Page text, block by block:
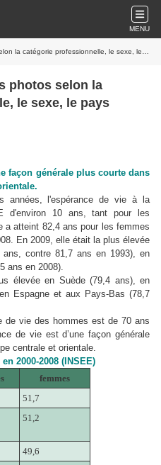
MENU
la catégorie professionnelle, le sexe, le pays
photos selon la
le sexe, le pays
façon générale plus courte dans
années, l'espérance de vie à la
d'environ 10 ans, tant pour les
a atteint 82,4 ans pour les femmes
En 2009, elle était la plus élevée
contre 81,7 ans en 1993), en
ans en 2008).
élevée en Suède (79,4 ans), en
Espagne et aux Pays-Bas (78,7
de vie des hommes est de 70 ans
de vie est d’une façon générale
centrale et orientale.
2000-2008 (INSEE)
femmes
51,7
51,2
49,6